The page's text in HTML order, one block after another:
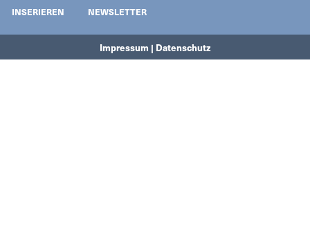
INSERIEREN
NEWSLETTER
Impressum | Datenschutz